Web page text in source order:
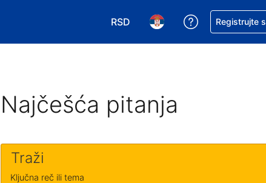
RSD
Izaberite valutu. Vaša trenutna
Izaberite jezik. Vaš
Zatražite
Registrujte
Najčešća pitanja
Traži
Ključna reč ili tema